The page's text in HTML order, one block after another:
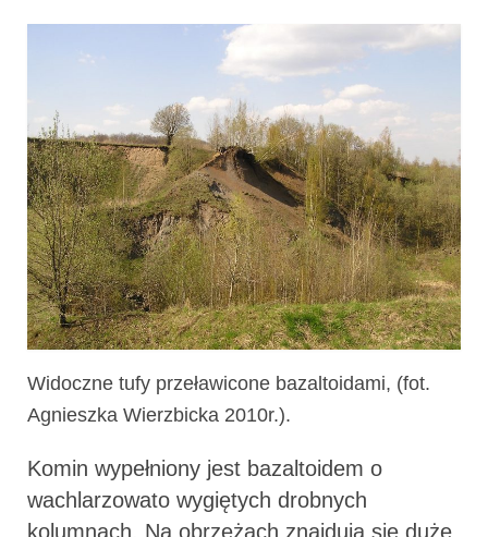
Widoczne tufy przeławicone bazaltoidami, (fot.
Agnieszka Wierzbicka 2010r.).
Komin wypełniony jest bazaltoidem o
wachlarzowato wygiętych drobnych
kolumnach. Na obrzeżach znajdują się duże